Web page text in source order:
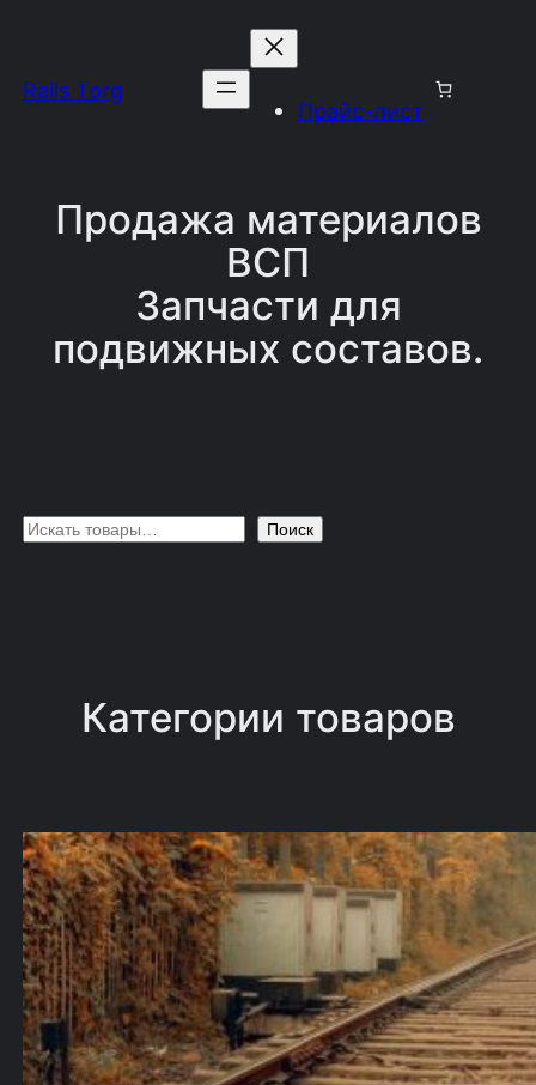
содержимому
Rails Torg
Прайс-лист
Продажа материалов
ВСП
Запчасти для
подвижных составов.
П
Поиск
Категории товаров